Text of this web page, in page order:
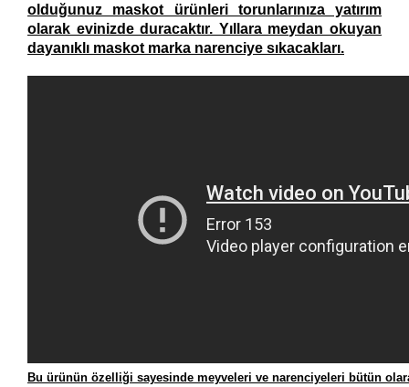
olduğunuz maskot ürünleri torunlarınıza yatırım
olarak evinizde duracaktır. Yıllara meydan okuyan
dayanıklı maskot marka narenciye sıkacakları.
Bu ürünün özelliği sayesinde meyveleri ve narenciyeleri bütün